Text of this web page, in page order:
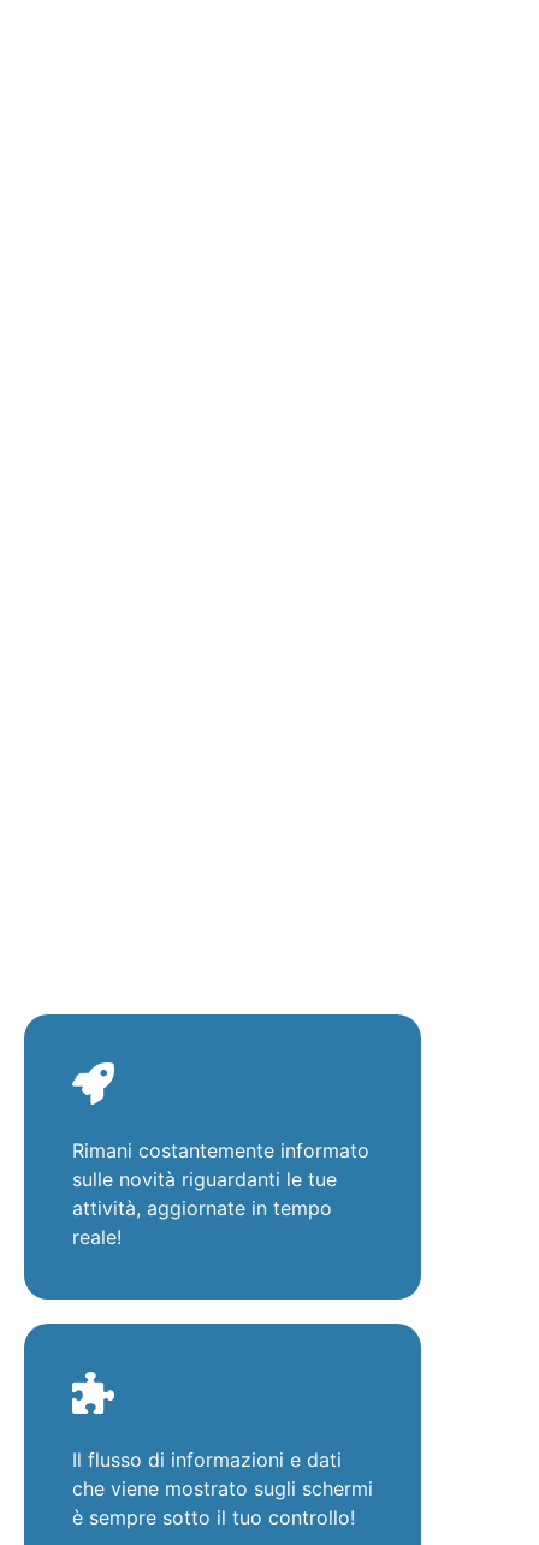
Rimani costantemente informato
sulle novità riguardanti le tue
attività, aggiornate in tempo
reale!
Il flusso di informazioni e dati
che viene mostrato sugli schermi
è sempre sotto il tuo controllo!